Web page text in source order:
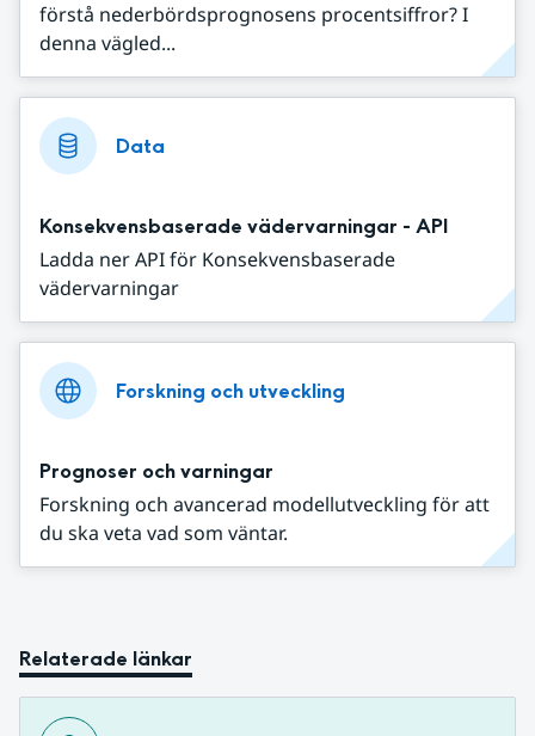
förstå nederbördsprognosens procentsiffror? I
denna vägled...
Data
Konsekvensbaserade vädervarningar - API
Ladda ner API för Konsekvensbaserade
vädervarningar
Forskning och utveckling
Prognoser och varningar
Forskning och avancerad modellutveckling för att
du ska veta vad som väntar.
Relaterade länkar